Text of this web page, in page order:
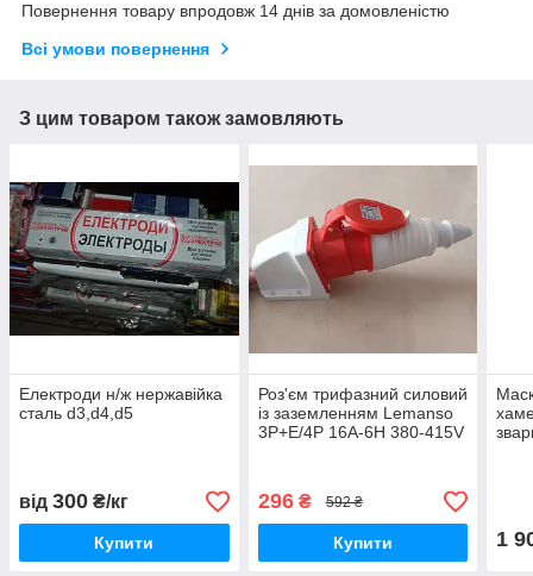
Повернення товару впродовж 14 днів за домовленістю
Всі умови повернення
З цим товаром також замовляють
Електроди н/ж нержавійка
сталь d3,d4,d5
від 300 ₴/кг
Купити
Роз'єм трифазний силовий
із заземленням Lemanso
3Р+Е/4Р 16А-6Н 380-415V
296₴ 592 ₴
Купити 1